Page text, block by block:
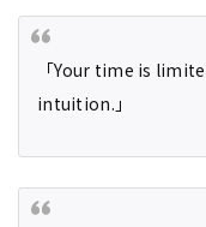
「Your time is
intuition.」